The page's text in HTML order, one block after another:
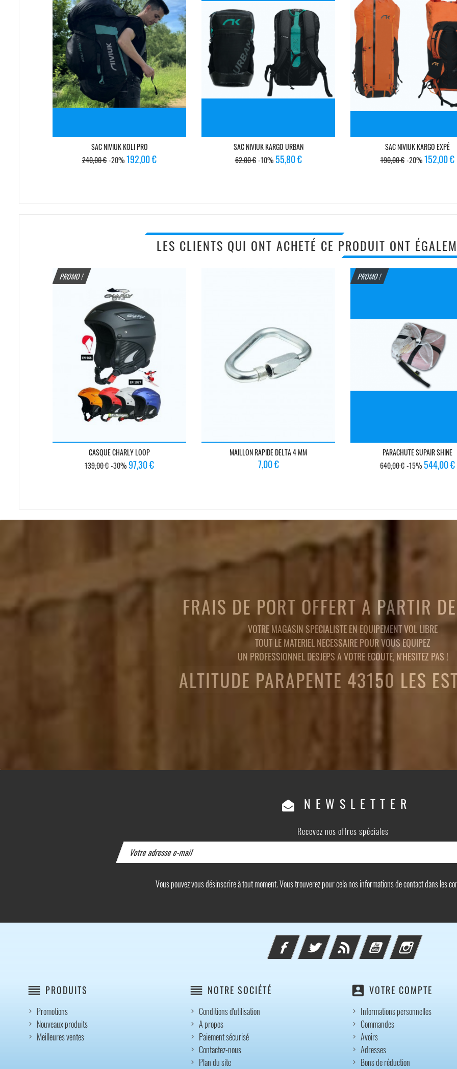
SAC NIVIUK KOLI PRO
Prix
240,00 €-20%Prix
192,00 €
SAC NIVIUK KARGO URBAN
Prix
de
62,00 € -10% Prix
55,80 €
SAC NIVIUK KARGO EXPÉ
Prix
190,00 € -20% Prix
152,00 €
LES CLIENTS QUI ONT ACHETÉ CE PRODUIT ONT
PROMO !
CASQUE CHARLY LOOP
Prix
139,00 €-30%Prix
97,30 €
MAILLON RAPIDE DELTA 4 MM
Prix
7,00 €
PROMO !
PARACHUTE SUPAIR SHINE
Prix
640,00 € -15% Prix
544,00 €
FRAIS DE PORT OFFERT A PARTIR
VOTRE MAGASIN SPECIALISTE EN EQUIPEMENT VOL LIBRE
TOUT LE MATERIEL NECESSAIRE POUR VOUS EQUIPEZ
UN PROFESSIONNEL DESJEPS A VOTRE ECOUTE, N'HESITEZ PAS !
ALTITUDE PARAPENTE 43150 LES
NEWSLETTER
Recevez nos offres spéciales
Vous pouvez vous désinscrire à tout moment. Vous trouverez pour cela nos informations de contact dans les
FacebookTwitter Rss YouTube Instagram
reorder PRODUITS
Promotions
Nouveaux produits
Meilleures ventes
reorder NOTRE SOCIÉTÉ
Conditions d'utilisation
A propos
Paiement sécurisé
Contactez-nous
Plan du site
account_box VOTRE COMPTE
Informations personnelles
Commandes
Avoirs
Adresses
Bons de réduction